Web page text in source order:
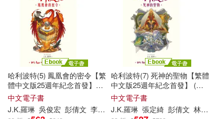
哈利波特(5) 鳳凰會的密令【繁
體中文版25週年紀念首發】
(電子書)
中文電子書
J.K.羅琳 吳俊宏 彭倩文 李佳姍 林靜華 羅源祥 莊靜君
哈利波特(7) 死神的聖物【繁體
中文版25週年紀念首發】 (電
子書)
中文電子書
J.K.羅琳 張定綺 彭倩文 林靜華